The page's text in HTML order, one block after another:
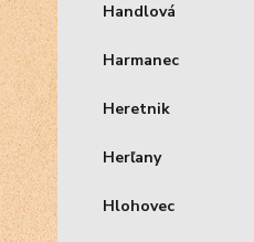
Handlová
Harmanec
Heretnik
Herľany
Hlohovec